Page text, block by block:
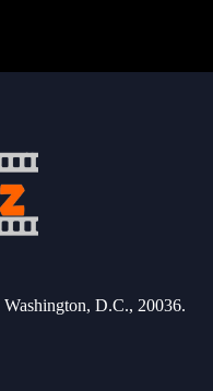
Washington, D.C., 20036.